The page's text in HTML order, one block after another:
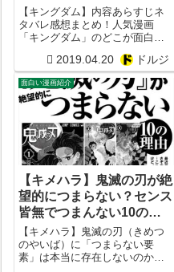
め！おすすめ度を画像付き
で考察レビュー【原泰久】
【キングダム】内容あらすじネ
タバレ感想まとめ！人気漫画
「キングダム」のどこが面白い
た！作者は原泰久。掲載雑誌は
ヤングジャンプ。出版社は集英
社。ジャンルはバトル漫画。
2019.04.20 ドルジ
面白い漫画紹介
【キメハラ】鬼滅の刃が絶
望的につまらない？センス
皆無でつまんない10の理
由とは？【きめつのやい
ば】
【キメハラ】鬼滅の刃（きめつ
のやいば）に「つまらない要
素」は本当に存在しないのか？